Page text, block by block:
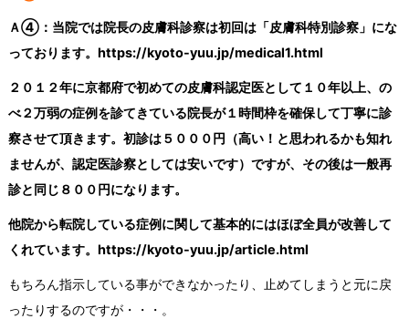
Ａ④： 当院では院長の皮膚科診察は初回は「皮膚科特別診察」にな
っております。https://kyoto-yuu.jp/medical1.html
２０１２年に京都府で初めての皮膚科認定医として１０年以上、の
べ２万弱の症例を診てきている院長が１時間枠を確保して丁寧に診
察させて頂きます。初診は５０００円 （高い！と思われるかも知れ
ませんが、認定医診察としては安いです） ですが、その後は一般再
診と同じ８００円になります。
他院から転院している症例に関して基本的にはほぼ全員が改善して
くれています。https://kyoto-yuu.jp/article.html
もちろん指示している事ができなかったり、止めてしまうと元に戻
ったりするのですが・・・。